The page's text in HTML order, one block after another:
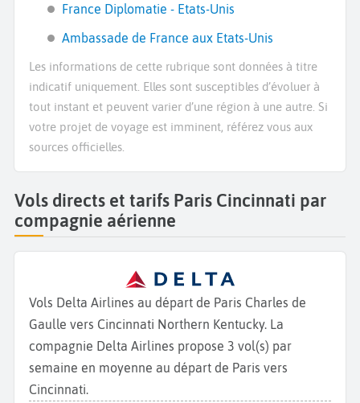
France Diplomatie - Etats-Unis
Ambassade de France aux Etats-Unis
Les informations de cette rubrique sont données à titre
indicatif uniquement. Elles sont susceptibles d’évoluer à
tout instant et peuvent varier d’une région à une autre. Si
votre projet de voyage est imminent, référez vous aux
sources officielles.
Vols directs et tarifs Paris Cincinnati par
compagnie aérienne
Vols Delta Airlines au départ de Paris Charles de
Gaulle vers Cincinnati Northern Kentucky. La
compagnie Delta Airlines propose 3 vol(s) par
semaine en moyenne au départ de Paris vers
Cincinnati.